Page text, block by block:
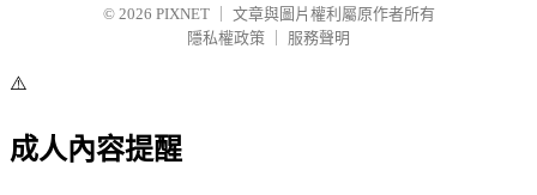
© 2026 PIXNET
文章與圖片權利屬原作者所有
隱私權政策
服務聲明
⚠️
成人內容提醒